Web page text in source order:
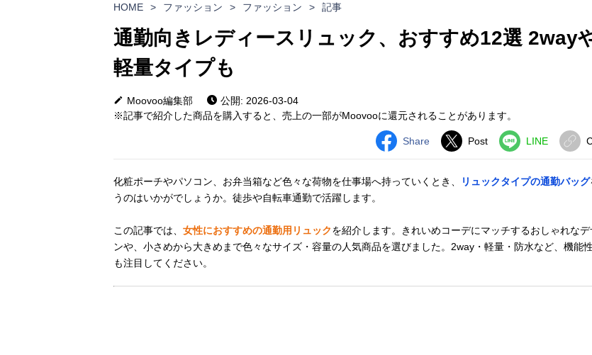
HOME > ファッション > ファッション > 記事
通勤向きレディースリュック、おすすめ12選 2way
軽量タイプも
Moovoo編集部
公開: 2026-03-04
※記事で紹介した商品を購入すると、売上の一部がMoovooに還元されることがあります。
Share Post LINE
化粧ポーチやパソコン、お弁当箱など色々な荷物を仕事場へ持っていくとき、 リュックタイプの通勤バッグ
うのはいかがでしょうか。徒歩や自転車通勤で活躍します。
この記事では、 女性におすすめの通勤用リュックを紹介します。きれいめコーデにマッチするおしゃれなデ
ンや、小さめから大きめまで色々なサイズ・容量の人気商品を選びました。2way・軽量・防水など、機能
も注目してください。